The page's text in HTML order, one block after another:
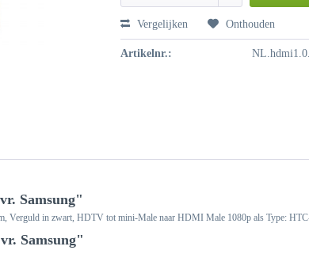
Vergelijken Onthouden
Artikelnr.:
Samsung"
Verguld in zwart, HDTV tot mini-Male naar HDMI Male 1080p als Type:
Samsung"